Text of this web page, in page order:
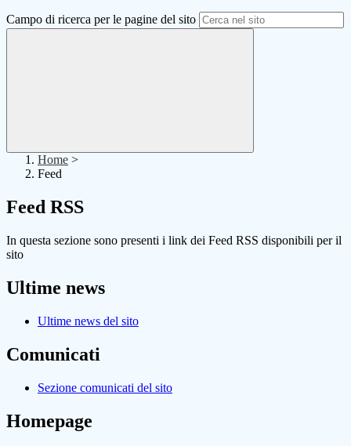
Campo di ricerca per le pagine del sito
Home >
Feed
Feed RSS
In questa sezione sono presenti i link dei Feed RSS disponibili per il
sito
Ultime news
Ultime news del sito
Comunicati
Sezione comunicati del sito
Homepage